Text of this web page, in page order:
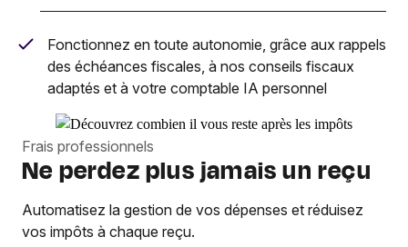
Fonctionnez en toute autonomie, grâce aux rappels
des échéances fiscales, à nos conseils fiscaux
adaptés et à votre comptable IA personnel
Frais professionnels
Ne perdez plus jamais un reçu
Automatisez la gestion de vos dépenses et réduisez
vos impôts à chaque reçu.